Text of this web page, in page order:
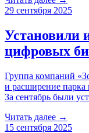
29 сентября 2025
Установили
цифровых
Группа компаний
и расширение парка
За сентябрь были
Читать далее →
15 сентября 2025